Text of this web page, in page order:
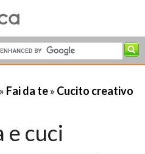
» Fai da te» Cucito creativo
e cuci